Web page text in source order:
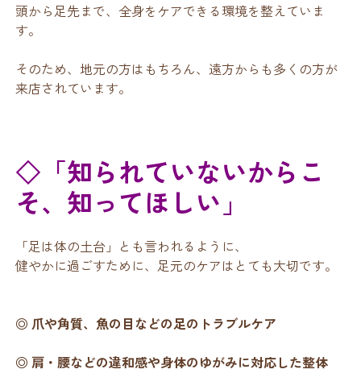
頭から足先まで、全身をケアできる環境を整えていま
す。
そのため、地元の方はもちろん、遠方からも多くの方が
来店されています。
◇「知られていないからこ
そ、知ってほしい」
「足は体の土台」とも言われるように、
健やかに過ごすために、足元のケアはとても大切です。
◎ 爪や角質、魚の目などの足のトラブルケア
◎ 肩・腰などの違和感や身体のゆがみに対応した整体